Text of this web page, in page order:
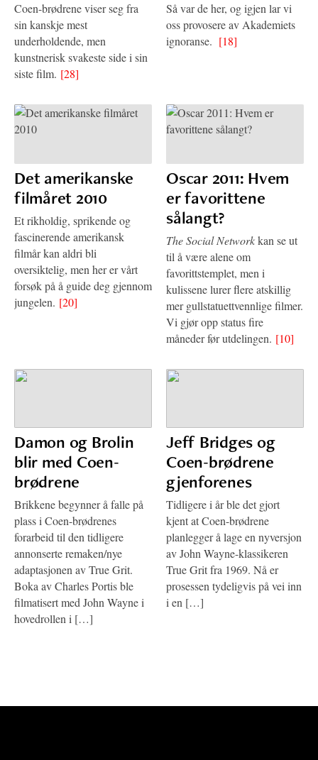
Coen-brødrene viser seg fra
sin kanskje mest
underholdende, men
kunstnerisk svakeste side i sin
siste film. [28]
Så var de her, og igjen lar vi
oss provosere av Akademiets
ignoranse. [18]
Det amerikanske
filmåret 2010
Et rikholdig, sprikende og
fascinerende amerikansk
filmår kan aldri bli
oversiktelig, men her er vårt
forsøk på å guide deg gjennom
jungelen. [20]
Oscar 2011: Hvem
er favorittene
sålangt?
The Social Networkkan se ut
til å være alene om
favorittstemplet, men i
kulissene lurer flere atskillig
mer gullstatuettvennlige filmer.
Vi gjør opp status fire
måneder før utdelingen. [10]
Damon og Brolin
blir med Coen-
brødrene
Brikkene begynner å falle på
plass i Coen-brødrenes
forarbeid til den tidligere
annonserte remaken/nye
adaptasjonen av True Grit.
Boka av Charles Portis ble
filmatisert med John Wayne i
hovedrollen i […]
Jeff Bridges og
Coen-brødrene
gjenforenes
Tidligere i år ble det gjort
kjent at Coen-brødrene
planlegger å lage en nyversjon
av John Wayne-klassikeren
True Grit fra 1969. Nå er
prosessen tydeligvis på vei inn
i en […]